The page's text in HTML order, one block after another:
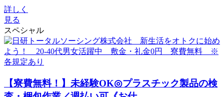
詳しく
見る
スペシャル
【寮費無料！】未経験OK◎プラスチック製品の検